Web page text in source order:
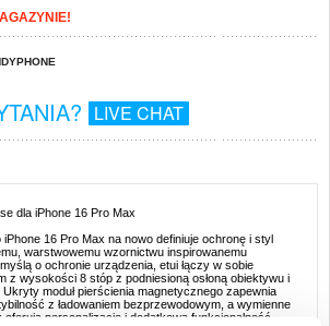
LIVE CHAT
dla iPhone 16 Pro Max
iPhone 16 Pro Max na nowo definiuje ochronę i styl
warstwowemu wzornictwu inspirowanemu
o ochronie urządzenia, etui łączy w sobie
z wysokości 8 stóp z podniesioną osłoną obiektywu i
moduł pierścienia magnetycznego zapewnia
z ładowaniem bezprzewodowym, a wymienne
personalizację i dodatkową funkcjonalność.